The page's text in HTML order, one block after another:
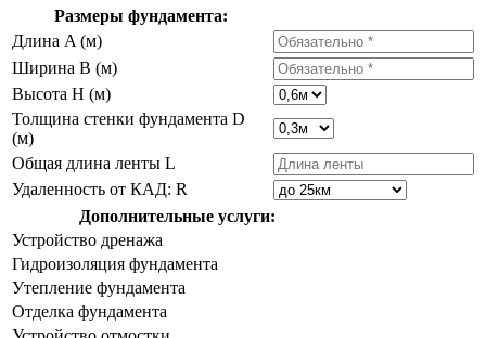
Размеры фундамента:
Длина A (м)
Ширина B (м)
Высота H (м)
Толщина стенки фундамента D
(м)
Общая длина ленты L
Удаленность от КАД: R
Дополнительные услуги:
Устройство дренажа
Гидроизоляция фундамента
Утепление фундамента
Отделка фундамента